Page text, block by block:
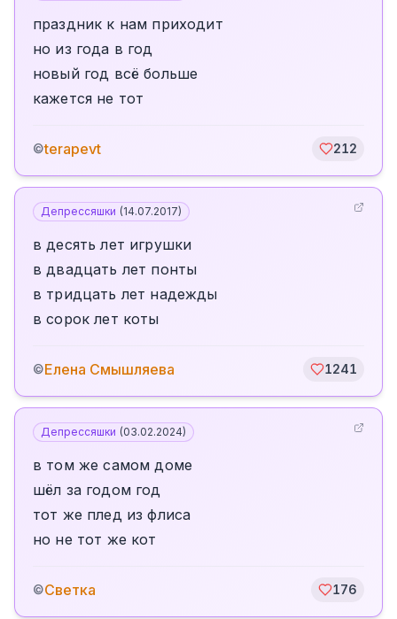
праздник к нам приходит
но из года в год
новый год всё больше
кажется не тот
©terapevt 212
Депрессяшки (14.07.2017)
в десять лет игрушки
в двадцать лет понты
в тридцать лет надежды
в сорок лет коты
©Елена Смышляева 1241
Депрессяшки (03.02.2024)
в том же самом доме
шёл за годом год
тот же плед из флиса
но не тот же кот
©Светка 176